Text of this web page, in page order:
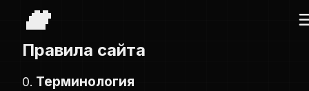
Правила сайта
Терминология